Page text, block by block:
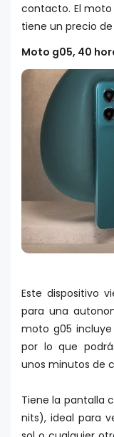
contacto. El moto
tiene un precio de
Moto g05, 40
Este dispositivo
para una
moto g05 incluye
por lo que
unos minutos de
Tiene la pantalla
nits), ideal para